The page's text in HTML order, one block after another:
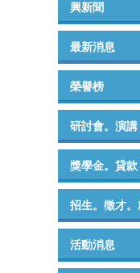
興新聞
最新消息
榮譽榜
研討會。演講
獎學金。貸款
招生。徵才。
活動消息